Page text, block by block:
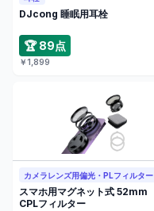
DJcong 睡眠用耳栓
🏆 89点
￥1,899
カメラレンズ用偏光・PLフィルター
スマホ用マグネット式 52mm
CPLフィルター